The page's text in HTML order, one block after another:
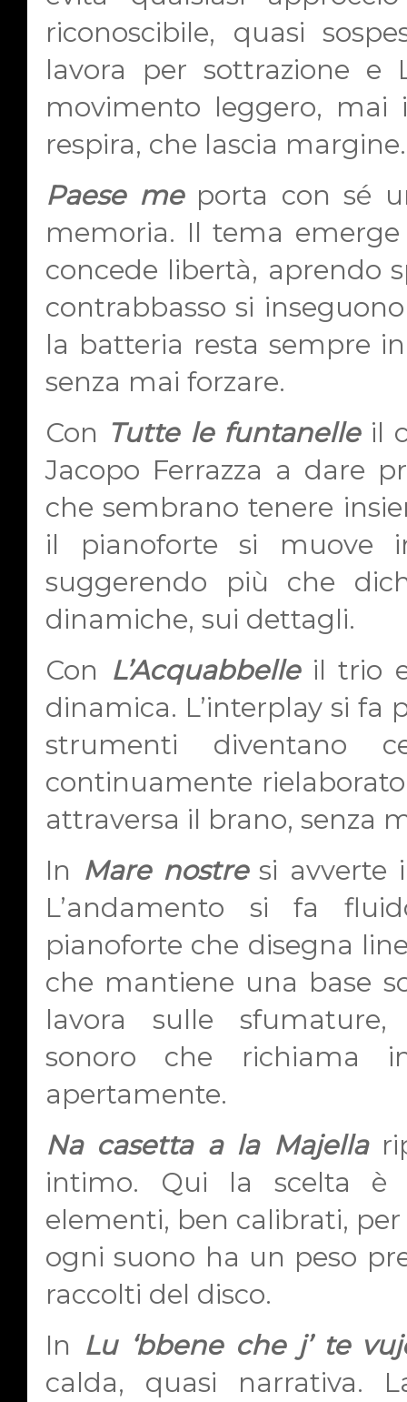
riconoscibile, quasi
lavora per sottrazione e
movimento leggero, mai
respira, che lascia margine.
Paese meporta con sé
memoria. Il tema
concede libertà, aprendo
contrabbasso si
la batteria resta sempre
senza mai forzare.
Con Tutte le funtanelleil
Jacopo Ferrazza a dare
che sembrano tenere
il pianoforte si muove
suggerendo più che
dinamiche, sui dettagli.
Con L’Acquabbelleil trio
dinamica. L’interplay si fa
strumenti diventano
continuamente
attraversa il brano, senza
In Mare nostresi avverte
L’andamento si fa
pianoforte che disegna
che mantiene una base
lavora sulle
sonoro che richiama
apertamente.
Na casetta a la Majella
intimo. Qui la scelta è
elementi, ben calibrati,
ogni suono ha un peso
raccolti del disco.
In Lu ‘bbene che j’ te
calda, quasi narrativa.